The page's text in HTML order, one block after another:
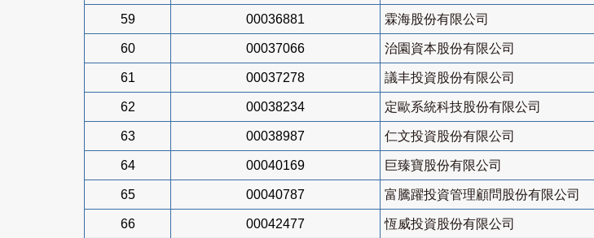
59 00036881 霖海股份有限公司
60 00037066 治園資本股份有限公司
61 00037278 議丰投資股份有限公司
62 00038234 定歐系統科技股份有限公司
63 00038987 仁文投資股份有限公司
64 00040169 巨臻寶股份有限公司
65 00040787 富騰躍投資管理顧問股份有限公司
66 00042477 恆威投資股份有限公司